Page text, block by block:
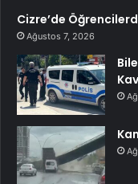
Cizre’de
Ağustos 7, 2026